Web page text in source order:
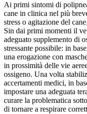
Ai primi sintomi di
cane in clinica nel più
stress o agitazione del cane.
Sin dai primi momenti il
adeguato supplemento di
stressante possibile: in
una erogazione con
in prossimità delle vie
ossigeno. Una volta
accertamenti medici, in
impostare una adeguata
curare la problematica
di tornare a respirare